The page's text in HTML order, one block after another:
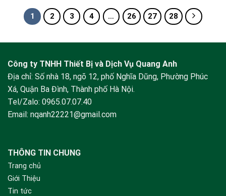
1 2 3 4 … 26 27 28
Công ty TNHH Thiết Bị và Dịch Vụ Quang Anh
Địa chỉ: Số nhà 18, ngõ 12, phố Nghĩa Dũng, Phường Phúc
Xá, Quận Ba Đình, Thành phố Hà Nội.
Tel/Zalo: 0965.07.07.40
Email: nqanh22221@gmail.com
THÔNG TIN CHUNG
Trang chủ
Giới Thiệu
Tin tức